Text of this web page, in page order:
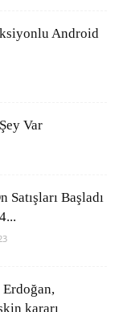
Android
Var
Başladı
Erdoğan,
kararı